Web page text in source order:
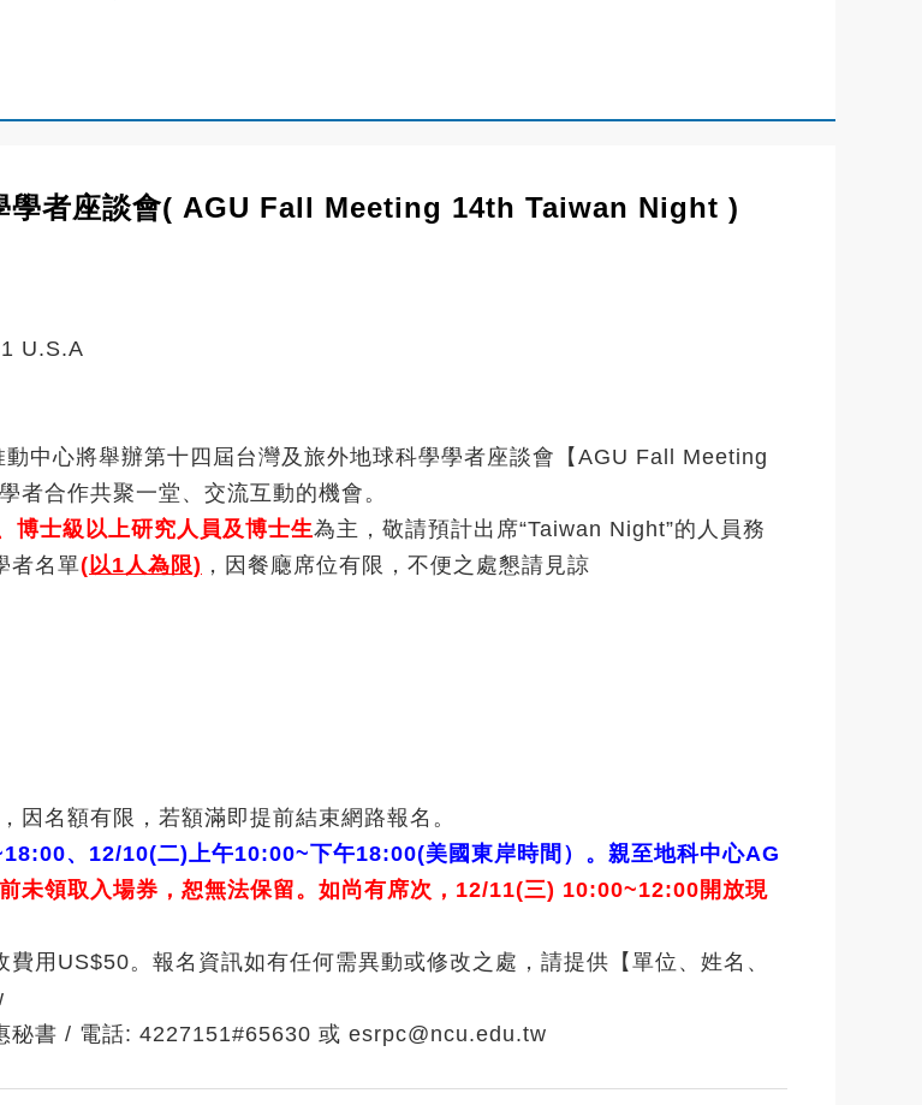
學者座談會( AGU Fall Meeting 14th Taiwan Night )
U.S.A
心將舉辦第十四屆台灣及旅外地球科學學者座談會【AGU Fall Meeting
合作共聚一堂、交流互動的機會。
博士級以上研究人員及博士生為主，敬請預計出席“Taiwan Night”的人員務
者名單(以1人為限) ，因餐廰席位有限，不便之處懇請見諒
，因名額有限，若額滿即提前結束網路報名。
、12/10(二)上午10:00~下午18:00(美國東岸時間）。親至地科中心AG
未領取入場券，恕無法保留。如尚有席次，12/11(三) 10:00~12:00開放現
用US$50。報名資訊如有任何需異動或修改之處，請提供【單位、姓名、
秘書 / 電話: 4227151#65630 或 esrpc@ncu.edu.tw